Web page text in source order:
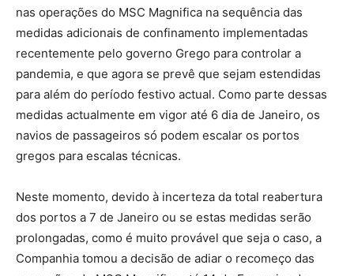
nas operações do MSC Magnifica na sequência das
medidas adicionais de confinamento implementadas
recentemente pelo governo Grego para controlar a
pandemia, e que agora se prevê que sejam estendidas
para além do período festivo actual. Como parte dessas
medidas actualmente em vigor até 6 dia de Janeiro, os
navios de passageiros só podem escalar os portos
gregos para escalas técnicas.
Neste momento, devido à incerteza da total reabertura
dos portos a 7 de Janeiro ou se estas medidas serão
prolongadas, como é muito provável que seja o caso, a
Companhia tomou a decisão de adiar o recomeço das